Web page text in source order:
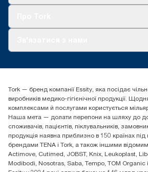
(+38) 044 490 55 66
Essity Україна
04071 м. Київ, вул. Григорія
Тел. +38 044 490 55 66
Tork — бренд компанії Essity, яка посідає
виробників медико-гігієнічної продукції.
комплексами й послугами користується
Наша мета — долати перепони на шляху до
споживачів, пацієнтів, піклувальників,
продукція наявна приблизно в 150 країнах під
брендами TENA і Tork, а також іншими
Actimove, Cutimed, JOBST, Knix, Leukoplast,
Modibodi, Nosotras, Saba, Tempo, TOM Organic